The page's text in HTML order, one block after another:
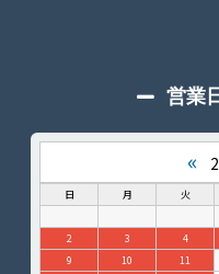
営業
«
日 月 火
2
3 4
9
10 11